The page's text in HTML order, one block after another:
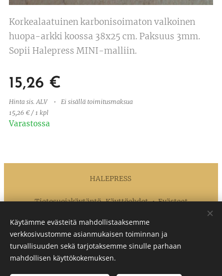
Korkealaatuinen karbonisoimaton valkoinen
huopa-arkki koossa 38x25 cm. Paksuus 3mm.
Sopii Halepress MINI-malliin.
15,26 €
Hinta sis. ALV
Ei sisällä toimitusmaksua
15,26 € / 1 kpl
Varastossa
HALEPRESS
Tietosuojakäytäntö Käyttöehdot Evästeet
Kielet
Suomi
English
Käytämme evästeitä mahdollistaaksemme
verkkosivustomme asianmukaisen toiminnan ja
turvallisuuden sekä tarjotaksemme sinulle parhaan
mahdollisen käyttökokemuksen.